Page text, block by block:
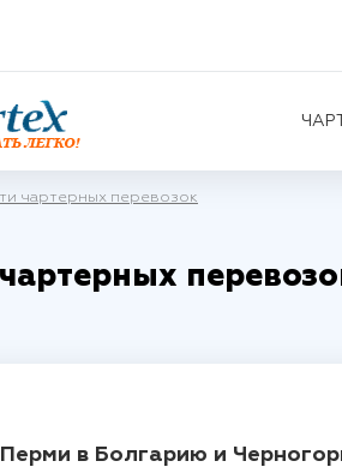
чартерных перевозок
в Болгарию и